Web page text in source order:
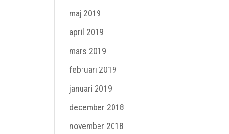
maj 2019
april 2019
mars 2019
februari 2019
januari 2019
december 2018
november 2018